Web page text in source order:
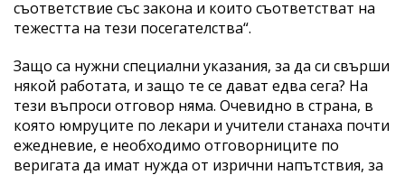
съответствие със закона и които съответстват на
тежестта на тези посегателства“.
Защо са нужни специални указания, за да си свърши
някой работата, и защо те се дават едва сега? На
тези въпроси отговор няма. Очевидно в страна, в
която юмруците по лекари и учители станаха почти
ежедневие, е необходимо отговорниците по
веригата да имат нужда от изрични напътствия, за